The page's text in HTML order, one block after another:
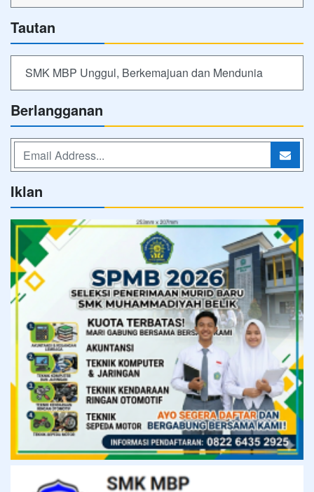
Tautan
SMK MBP Unggul, Berkemajuan dan Mendunia
Berlangganan
Iklan